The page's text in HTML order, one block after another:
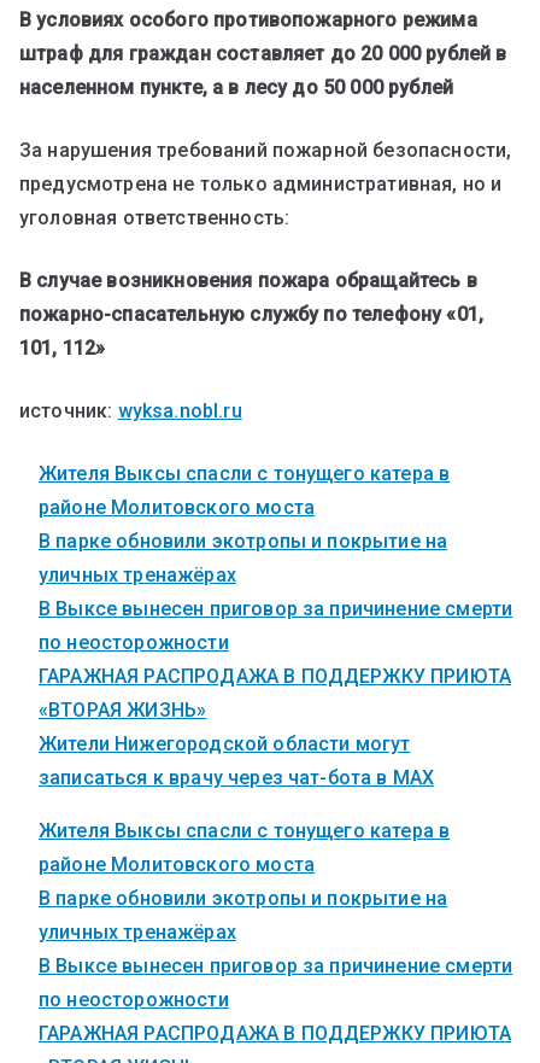
В условиях особого противопожарного режима
штраф для граждан составляет до 20 000 рублей в
населенном пункте, а в лесу до 50 000 рублей
За нарушения требований пожарной безопасности,
предусмотрена не только административная, но и
уголовная ответственность:
В случае возникновения пожара обращайтесь в
пожарно-спасательную службу по телефону «01,
101, 112»
источник: wyksa.nobl.ru
Жителя Выксы спасли с тонущего катера в
районе Молитовского моста
В парке обновили экотропы и покрытие на
уличных тренажёрах
В Выксе вынесен приговор за причинение смерти
по неосторожности
ГАРАЖНАЯ РАСПРОДАЖА В ПОДДЕРЖКУ ПРИЮТА
«ВТОРАЯ ЖИЗНЬ»
Жители Нижегородской области могут
записаться к врачу через чат-бота в MAX
Жителя Выксы спасли с тонущего катера в
районе Молитовского моста
В парке обновили экотропы и покрытие на
уличных тренажёрах
В Выксе вынесен приговор за причинение смерти
по неосторожности
ГАРАЖНАЯ РАСПРОДАЖА В ПОДДЕРЖКУ ПРИЮТА